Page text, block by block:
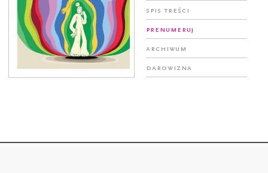
Spis treści
Prenumeruj
Archiwum
Darowizna